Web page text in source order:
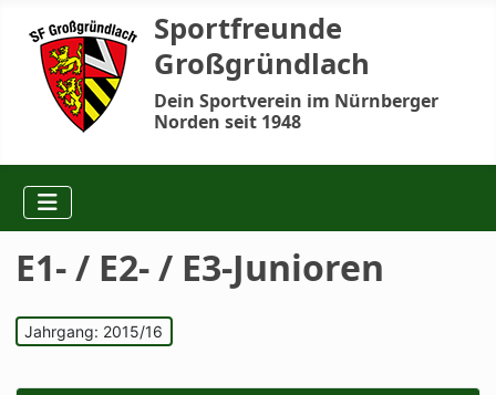
Sportfreunde
Großgründlach
Dein Sportverein im Nürnberger
Norden seit 1948
E1- / E2- / E3-Junioren
Jahrgang: 2015/16